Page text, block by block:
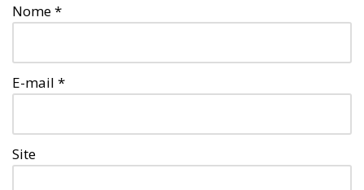
Nome*
E-mail *
Site